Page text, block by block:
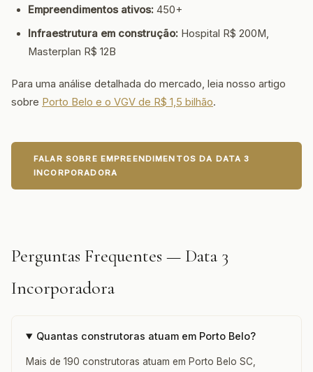
Empreendimentos ativos: 450+
Infraestrutura em construção: Hospital R$ 200M,
Masterplan R$ 12B
Para uma análise detalhada do mercado, leia nosso artigo
sobre Porto Belo e o VGV de R$ 1,5 bilhão.
FALAR SOBRE EMPREENDIMENTOS DA DATA 3
INCORPORADORA
Perguntas Frequentes — Data 3
Incorporadora
Quantas construtoras atuam em Porto Belo?
Mais de 190 construtoras atuam em Porto Belo SC,